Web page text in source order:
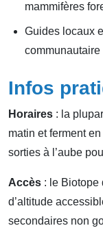
mammifères
Guides locaux
communautaire
Infos
Horaires : la
matin et ferment
sorties à l’aube
Accès : le Biotope
d’altitude
secondaires non